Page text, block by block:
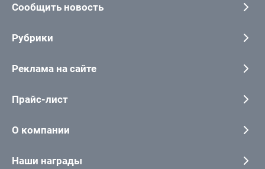
Сообщить новость
Рубрики
Реклама на сайте
Прайс-лист
О компании
Наши награды